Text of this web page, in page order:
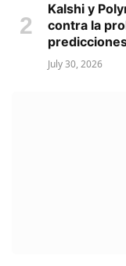
Kalshi y
contra la
July 30, 2026